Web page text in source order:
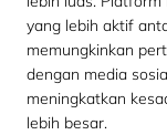
yang lebih aktif
memungkinkan
dengan media
meningkatkan
lebih besar.